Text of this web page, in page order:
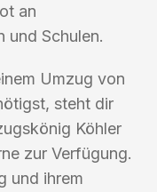
an
und Schulen.
Umzug von
steht dir
Köhler
zur Verfügung.
und ihrem